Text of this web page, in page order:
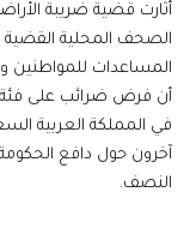
أثارت قضية ضريبة
الصحف المحلية القضية
المساعدات للمواطنين
أن فرض ضرائب على فئة
في المملكة العربية
آخرون حول دافع
النصف.